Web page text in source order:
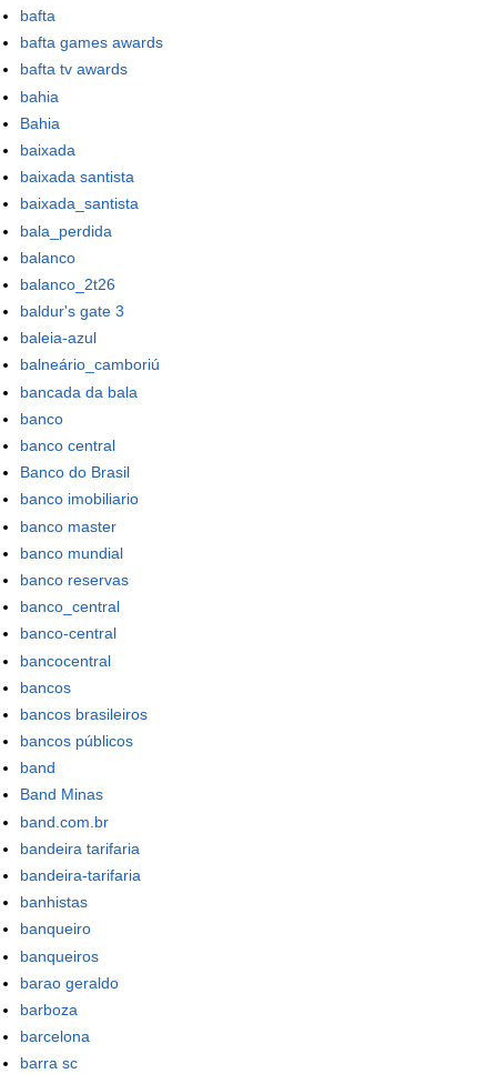
bafta
bafta games awards
bafta tv awards
bahia
Bahia
baixada
baixada santista
baixada_santista
bala_perdida
balanco
balanco_2t26
baldur's gate 3
baleia-azul
balneário_camboriú
bancada da bala
banco
banco central
Banco do Brasil
banco imobiliario
banco master
banco mundial
banco reservas
banco_central
banco-central
bancocentral
bancos
bancos brasileiros
bancos públicos
band
Band Minas
band.com.br
bandeira tarifaria
bandeira-tarifaria
banhistas
banqueiro
banqueiros
barao geraldo
barboza
barcelona
barra sc